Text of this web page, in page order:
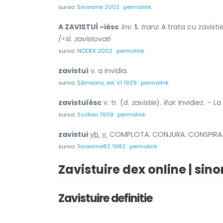
sursa: Sinonime 2002 permalink
A ZAVISTUÍ ~iésc înv. 1. tranz. A trata cu
/<sl. zavistovati
sursa:NODEX 2002 permalink
zavistuì v. a invidia.
sursa:Șăineanu, ed. VI 1929 permalink
zavistuĭésc v. tr. (d. zavistie). Rar. Invidiez. –
sursa: Scriban 1939 permalink
zavistui vb. v. COMPLOTA. CONJURA.
sursa: Sinonime82 1982 permalink
Zavistuire dex online |
Zavistuire definitie